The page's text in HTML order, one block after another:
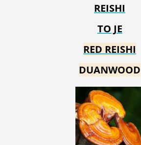
REISHI
TO JE
RED REISHI
DUANWOOD